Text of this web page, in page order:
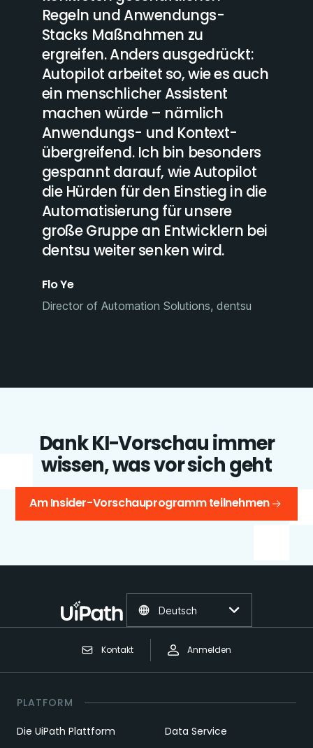
Regeln und Anwendungs-
Stacks Maßnahmen zu
ergreifen. Anders ausgedrückt:
Autopilot arbeitet so, wie es auch
ein menschlicher Assistent
machen würde – nämlich
Anwendungs- und Kontext-
übergreifend. Ich bin besonders
gespannt darauf, wie Autopilot
die Hürden für den Einstieg in die
Automatisierung für unsere
große Gruppe an Entwicklern bei
dentsu weiter senken wird.
Flo Ye
Director of Automation Solutions, dentsu
Dank KI-Vorschau immer
wissen, was vor sich geht
Am Insider-Vorschauprogramm teilnehmen
Kontakt Anmelden
Deutsch
PLATFORM
Die UiPath Plattform Data Service